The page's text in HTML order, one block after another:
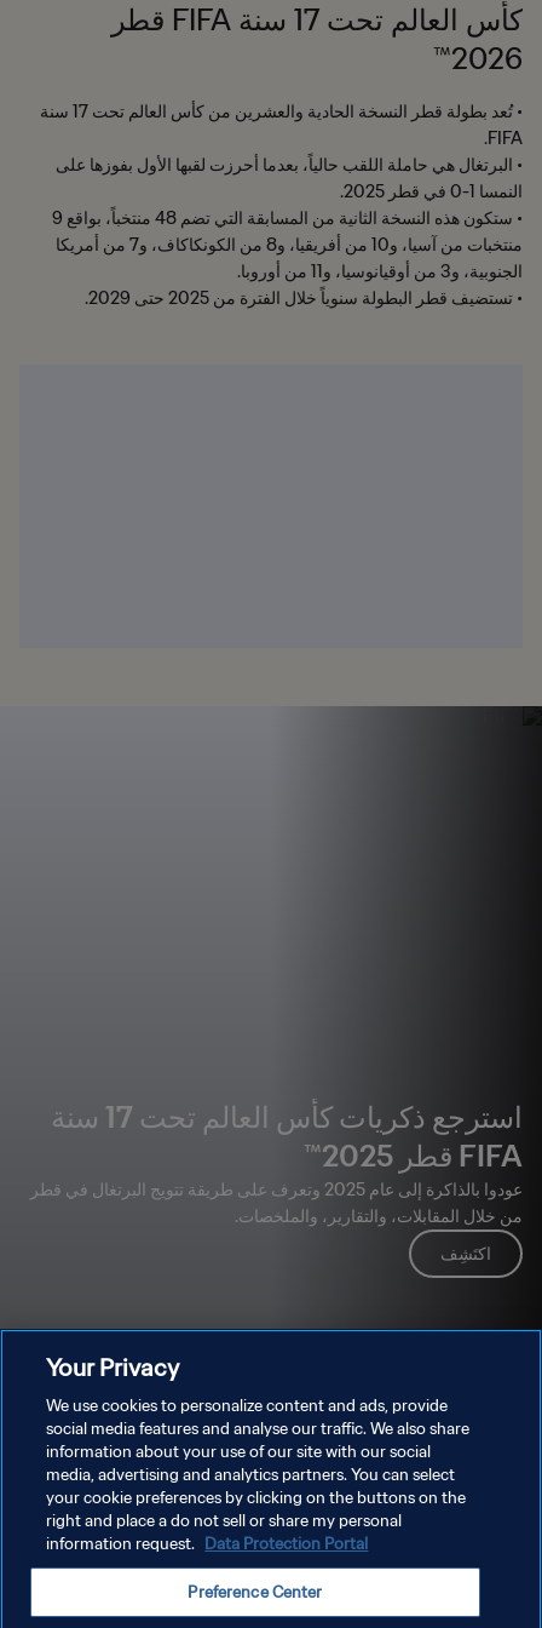
كأس العالم تحت 17 سنة FIFA قطر
2026™
• تُعد بطولة قطر النسخة الحادية والعشرين من كأس العالم تحت 17 سنة
• البرتغال هي حاملة اللقب حالياً، بعدما أحرزت لقبها الأول بفوزها على
• ستكون هذه النسخة الثانية من المسابقة التي تضم 48 منتخباً، بواقع 9
منتخبات من آسيا، و10 من أفريقيا، و8 من الكونكاكاف، و7 من أمريكا
• تستضيف قطر البطولة سنوياً خلال الفترة من 2025 حتى 2029.
استرجع ذكريات كأس العالم تحت 17 سنة
FIFA قطر 2025™
عودوا بالذاكرة إلى عام 2025 وتعرف على طريقة تتويج البرتغال في قطر
من خلال المقابلات، والتقارير، والملخصات.
اكتَشِف
Your Privacy
We use cookies to personalize content and ads, provide
social media features and analyse our traffic. We also share
information about your use of our site with our social
media, advertising and analytics partners. You can select
your cookie preferences by clicking on the buttons on the
right and place a do not sell or share my personal
information request. Data Protection Portal
Preference Center